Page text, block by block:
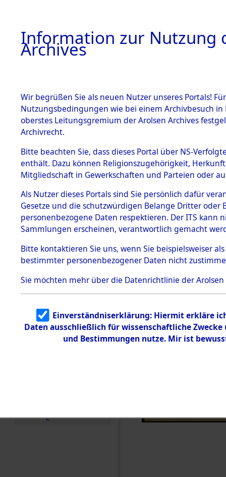
BESTÄNDE
1.
mente
5. Verschiedenes
5.3
Todesmärsche
5.3.1 Alliierte
Erhebungen
zu
Todesmärsch
en
5.3.2
Identifizierun
g
5.3.3
Todesmärsch
e
Information zur Nutzung
Archives
Wir begrüßen Sie als neuen Nutzer unseres Portals!
Nutzungsbedingungen wie bei einem Archivbesuch
oberstes Leitungsgremium der Arolsen Archives
Archivrecht.
Bitte beachten Sie, dass dieses Portal über NS-
enthält. Dazu können Religionszugehörigkeit,
Mitgliedschaft in Gewerkschaften und Parteien oder
Als Nutzer dieses Portals sind Sie persönlich dafür
Gesetze und die schutzwürdigen Belange Dritter
personenbezogene Daten respektieren. Der ITS
Sammlungen erscheinen, verantwortlich gemacht
Bitte kontaktieren Sie uns, wenn Sie beispielsweiser
bestimmter personenbezogener Daten nicht
Sie möchten mehr über die Datenrichtlinie der Arolsen
Einverständniserklärung: Hiermit erkläre
Daten ausschließlich für wissenschaftliche
und Bestimmungen nutze. Mir ist